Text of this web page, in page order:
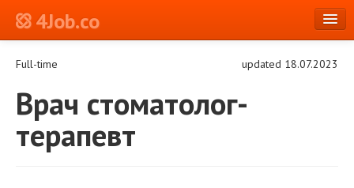
4Job.co
Full-time updated 18.07.2023
Врач стоматолог-
терапевт